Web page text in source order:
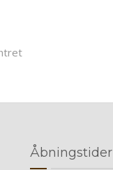
Åbningstider